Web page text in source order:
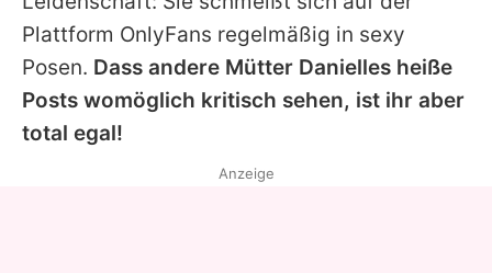
Plattform OnlyFans regelmäßig in sexy
Posen. Dass andere Mütter Danielles heiße
Posts womöglich kritisch sehen, ist ihr aber
total egal!
Anzeige